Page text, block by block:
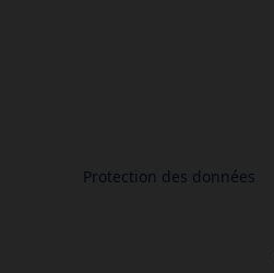
Protection des données